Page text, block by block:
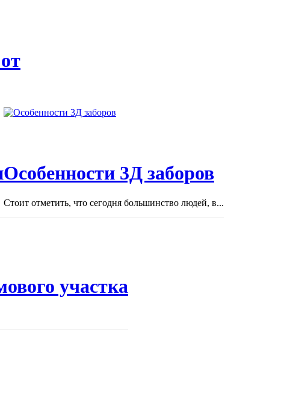
Особенности 3Д заборов
Стоит отметить, что сегодня большинство людей, в...
участка